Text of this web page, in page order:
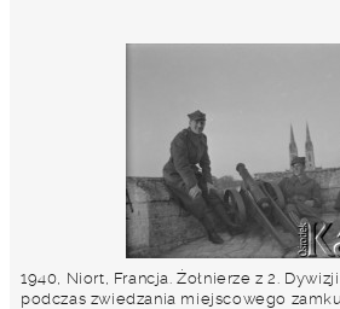
1940, Niort, Francja. Żołnierze z 2.
podczas zwiedzania miejscowego